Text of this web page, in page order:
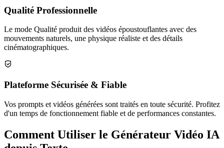
Qualité Professionnelle
Le mode Qualité produit des vidéos époustouflantes avec des
mouvements naturels, une physique réaliste et des détails
cinématographiques.
Plateforme Sécurisée & Fiable
Vos prompts et vidéos générées sont traités en toute sécurité. Profitez
d'un temps de fonctionnement fiable et de performances constantes.
Comment Utiliser le Générateur Vidéo IA